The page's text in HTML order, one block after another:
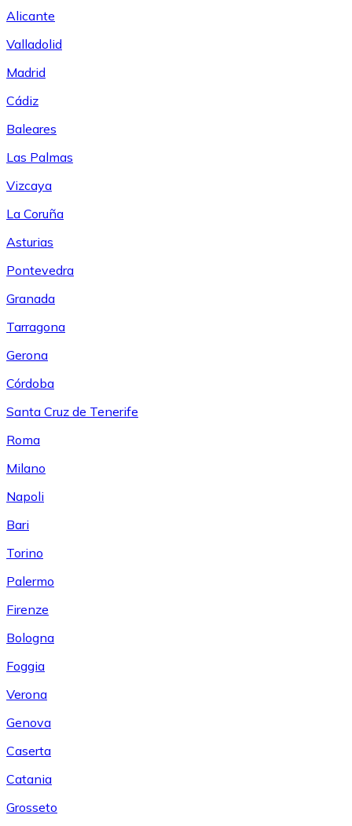
Alicante
Valladolid
Madrid
Cádiz
Baleares
Las Palmas
Vizcaya
La Coruña
Asturias
Pontevedra
Granada
Tarragona
Gerona
Córdoba
Santa Cruz de Tenerife
Roma
Milano
Napoli
Bari
Torino
Palermo
Firenze
Bologna
Foggia
Verona
Genova
Caserta
Catania
Grosseto